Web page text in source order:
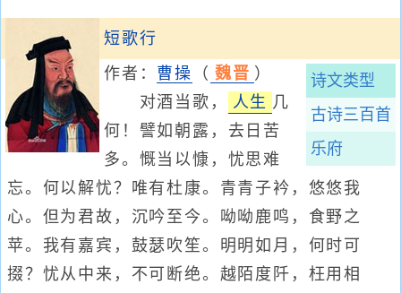
短歌行
诗文类型
古诗三百首
乐府
作者： 曹操 （ 魏晋 ）
对酒当歌，
人生 几
何！譬如朝露，去日苦
多。慨当以慷，忧思难
忘。何以解忧？唯有杜康。青青子衿，悠悠我
心。但为君故，沉吟至今。呦呦鹿鸣，食野之
苹。我有嘉宾，鼓瑟吹笙。明明如月，何时可
掇？忧从中来，不可断绝。越陌度阡，枉用相